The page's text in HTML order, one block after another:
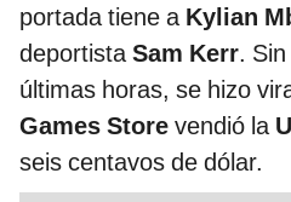
portada tiene a Kylian
deportistaSam Kerr.
últimas horas, se hizo
Games Store vendió la
seis centavos de dólar.